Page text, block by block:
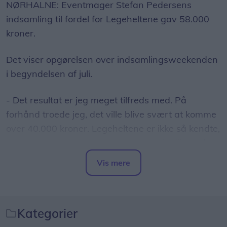
NØRHALNE: Eventmager Stefan Pedersens
indsamling til fordel for Legeheltene gav 58.000
kroner.
Det viser opgørelsen over indsamlingsweekenden
i begyndelsen af juli.
- Det resultat er jeg meget tilfreds med. På
forhånd troede jeg, det ville blive svært at komme
samlet ind til, siger Stefan Pedersen.
og institutioner.
Vis mere
Kategorier